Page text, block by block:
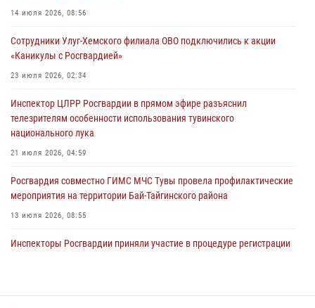
26 сигналов «Тревога» с автотранспортов отработали экипажи
29 июля 2026, 08:37
В Туве офицер Росгвардии подвела итоги юбилейного личного
28 июля 2026, 07:48
14 июля 2026, 08:56
Сотрудники Улуг-Хемского филиала ОВО подключились к акции
«Каникулы с Росгвардией»
23 июля 2026, 02:34
Инспектор ЦЛРР Росгвардии в прямом эфире разъяснил
телезрителям особенности использования тувинского
национального лука
21 июля 2026, 04:59
Росгвардия совместно ГИМС МЧС Тувы провела профилактические
мероприятия на территории Бай-Тайгинского района
13 июля 2026, 08:55
Инспекторы Росгвардии приняли участие в процедуре регистрации